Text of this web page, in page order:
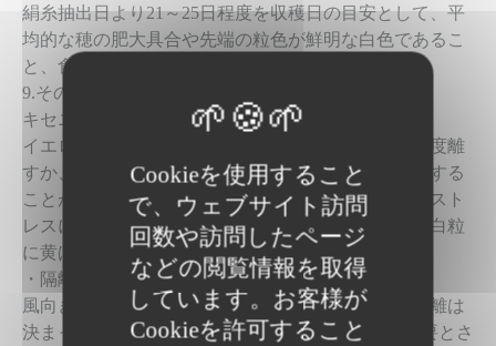
絹糸抽出日より21～25日程度を収穫日の目安として、平
均的な穂の肥大具合や先端の粒色が鮮明な白色であるこ
と、食味確認で判断する。
9.その他の留意点
キセニア防止
イエローやバイカラー種とは２～３００メートル程度離
すか、時間差をつけて播種することで、交雑を回避する
ことができる。特に受粉後収穫期までに過度な環境スト
レスに遭遇すると、生理的に粒の種子化が早まり、白粒
に黄ばみが生じることがあるので注意。
・隔離栽培
風向き、周辺環境によって一概に他品種との隔離距離は
決まったものではないが、一般的に300ｍ程度は必要とさ
Cookieを使用すること
で、ウェブサイト訪問
回数や訪問したページ
などの閲覧情報を取得
しています。お客様が
Cookieを許可すること